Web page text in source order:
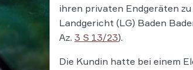
ihren privaten Endgeräten zu
Landgericht (LG) Baden
Az. 3 S 13/23).
Die Kundin hatte bei einem